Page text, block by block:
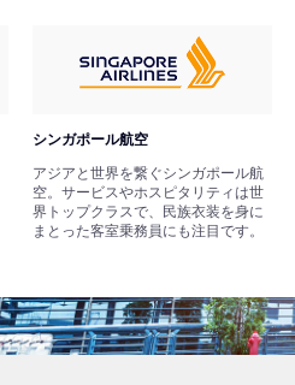
シンガポール航空
アジアと世界を繋ぐシンガポール航
空。サービスやホスピタリティは世
界トップクラスで、民族衣装を身に
まとった客室乗務員にも注目です。